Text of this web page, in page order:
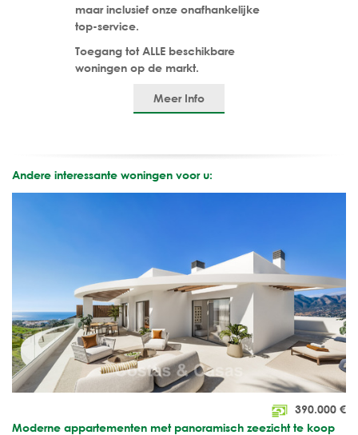
maar inclusief onze onafhankelijke
top-service.
Toegang tot ALLE beschikbare
woningen op de markt.
Meer Info
Andere interessante woningen voor u:
390.000 €
Moderne appartementen met panoramisch zeezicht te koop